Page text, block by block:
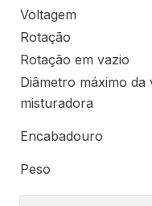
Voltagem
Rotação
Rotação em vazio
Diâmetro máximo da
misturadora
Encabadouro
Peso